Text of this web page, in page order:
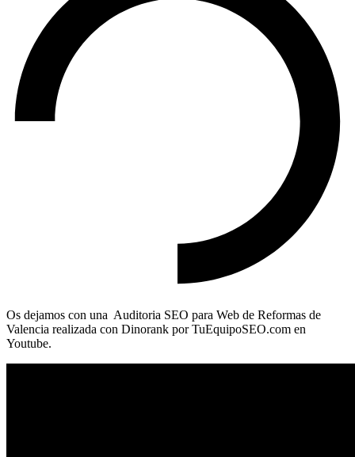
Os dejamos con una Auditoria SEO para Web de Reformas de
Valencia realizada con Dinorank por TuEquipoSEO.com en
Youtube.